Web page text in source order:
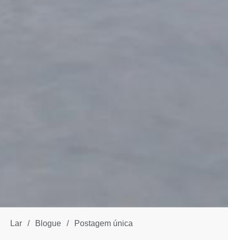
Lar / Blogue / Postagem única